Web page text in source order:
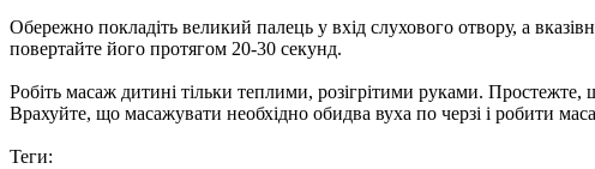
Обережно покладіть великий палець у вхід слухового отвору, а
повертайте його протягом 20-30 секунд.
Робіть масаж дитині тільки теплими, розігрітими руками.
Врахуйте, що масажувати необхідно обидва вуха по черзі і робити
Теги: